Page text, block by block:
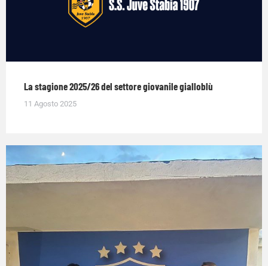
La stagione 2025/26 del settore giovanile gialloblù
11 Agosto 2025